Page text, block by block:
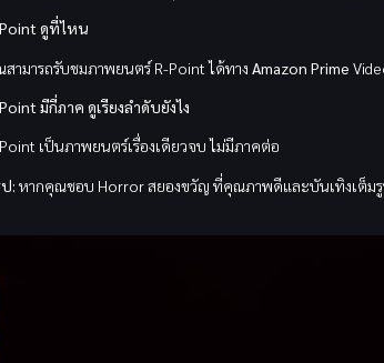
ดูที่ไหน
ามารถรับชมภาพยนตร์ R-Point ได้ทาง Amazon Prime
มีกี่ภาค ดูเรียงลำดับยังไง
เป็นภาพยนตร์เรื่องเดียวจบ ไม่มีภาคต่อ
: หากคุณชอบ Horror สยองขวัญ ที่คุณภาพดีและบันเทิงเต็ม